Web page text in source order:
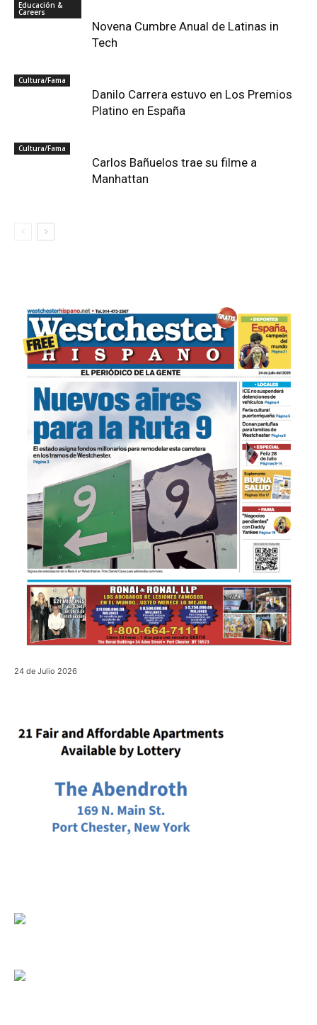
Educación &
Careers
Novena Cumbre Anual de Latinas in
Tech
Cultura/Fama
Danilo Carrera estuvo en Los Premios
Platino en España
Cultura/Fama
Carlos Bañuelos trae su filme a
Manhattan
24 de Julio 2026